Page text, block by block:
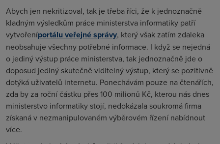
Abych jen nekritizoval, tak je třeba říci, že k jednoznačně
kladným výsledkům práce ministerstva informatiky patří
vytvořeníportálu veřejné správy, který však zatím zdaleka
neobsahuje všechny potřebné informace. I když se nejedná
o jediný výstup práce ministerstva, tak jednoznačně jde o
doposud jediný skutečně viditelný výstup, který se pozitivně
dotýká uživatelů internetu. Ponechávám pouze na čtenářích,
zda by za roční částku přes 100 milionů Kč, kterou nás dnes
ministerstvo informatiky stojí, nedokázala soukromá firma
získaná v nezmanipulovaném výběrovém řízení nabídnout
více.